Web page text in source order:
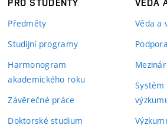
PRO STUDENTY
Předměty
Studijní programy
Harmonogram
akademického roku
Závěrečné práce
Doktorské studium
VĚDA
Věda a
Systém